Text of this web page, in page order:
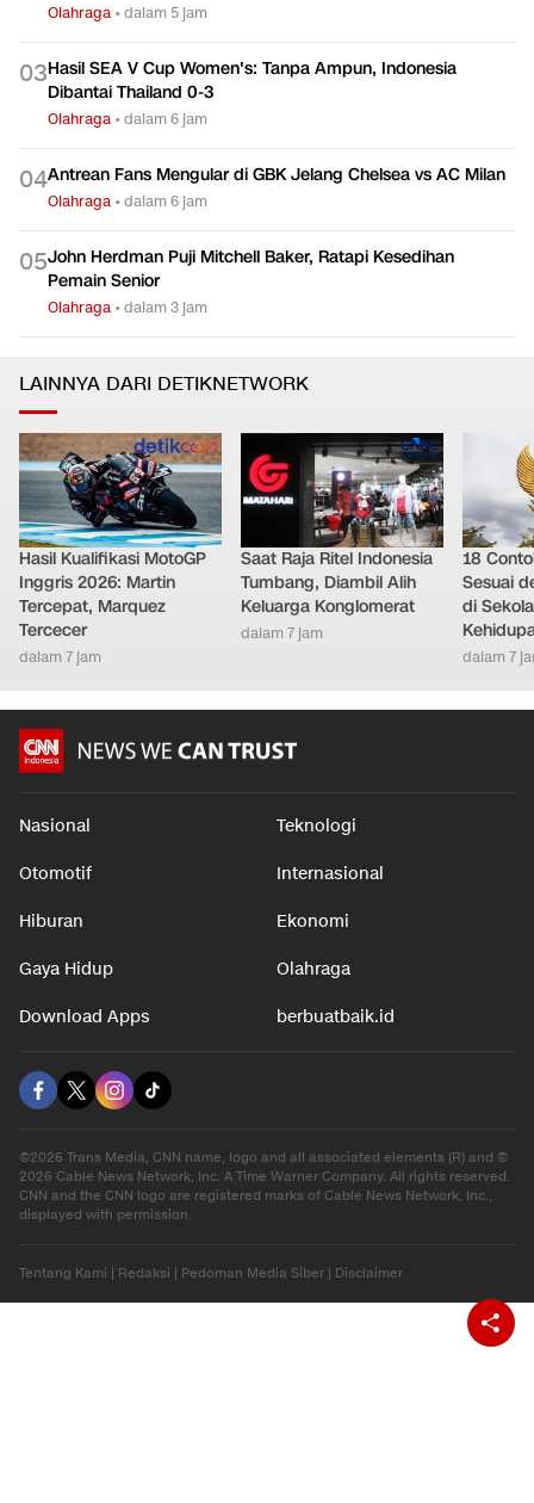
Olahraga •dalam 5 jam
03Hasil SEA V Cup Women's: Tanpa Ampun, Indonesia
Dibantai Thailand 0-3
Olahraga •dalam 6 jam
04Antrean Fans Mengular di GBK Jelang Chelsea vs AC Milan
Olahraga •dalam 6 jam
05John Herdman Puji Mitchell Baker, Ratapi Kesedihan
Pemain Senior
Olahraga •dalam 3 jam
LAINNYA DARI DETIKNETWORK
Hasil Kualifikasi MotoGP
Inggris 2026: Martin
Tercepat, Marquez
Tercecer
dalam 7 jam
Saat Raja Ritel Indonesia
Tumbang, Diambil Alih
Keluarga Konglomerat
dalam 7 jam
18
Sesuai
di
dalam 7
Nasional Teknologi
Otomotif Internasional
Hiburan Ekonomi
Gaya Hidup Olahraga
Download Apps berbuatbaik.id
©2026 Trans Media, CNN name, logo and all associated elements (R) and ©
2026 Cable News Network, Inc. A Time Warner Company. All rights reserved.
CNN and the CNN logo are registered marks of Cable News Network, Inc.,
displayed with permission.
Tentang Kami | Redaksi | Pedoman Media Siber | Disclaimer